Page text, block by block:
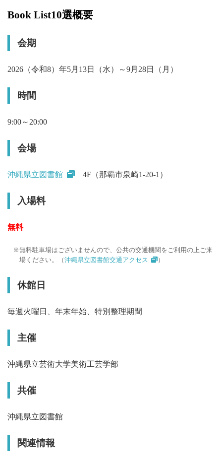
Book List10選概要
会期
2026（令和8）年5月13日（水）～9月28日（月）
時間
9:00～20:00
会場
沖縄県立図書館 4F（那覇市泉崎1-20-1）
入場料
無料
無料駐車場はございませんので、公共の交通機関をご利用の上ご来
場ください。（沖縄県立図書館交通アクセス ）
休館日
毎週火曜日、年末年始、特別整理期間
主催
沖縄県立芸術大学美術工芸学部
共催
沖縄県立図書館
関連情報